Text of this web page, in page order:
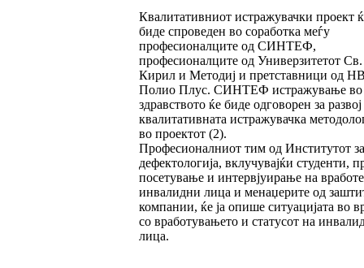
Квалитативниот истражувачки проект
биде спроведен во соработка меѓу
професионалците од СИНТЕФ,
професионалците од Универзитетот Св.
Кирил и Методиј и претставници од
Полио Плус. СИНТЕФ истражување во
здравството ќе биде одговорен за
квалитативната истражувачка
во проектот (2).
Професионалниот тим од Институтот за
дефектологија, вклучувајќи студенти,
посетување и интервјуирање на
инвалидни лица и менаџерите од
компании, ќе ја опише ситуацијата во
со вработувањето и статусот на
лица.